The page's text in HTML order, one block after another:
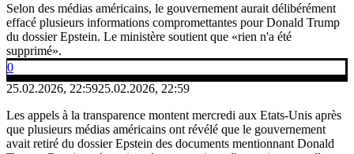
Selon des médias américains, le gouvernement aurait délibérément
effacé plusieurs informations compromettantes pour Donald Trump
du dossier Epstein. Le ministère soutient que «rien n'a été
supprimé».
0
25.02.2026, 22:5925.02.2026, 22:59
Les appels à la transparence montent mercredi aux Etats-Unis après
que plusieurs médias américains ont révélé que le gouvernement
avait retiré du dossier Epstein des documents mentionnant Donald